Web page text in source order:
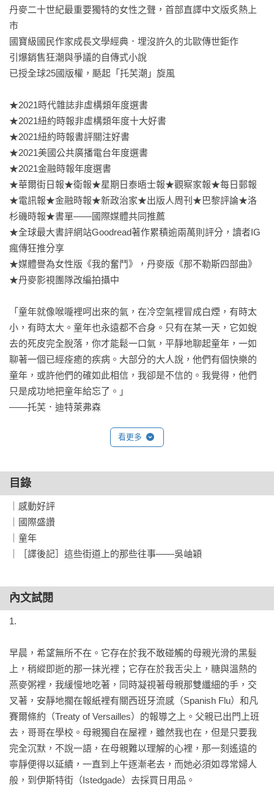
丹麥二十世紀最重要獨特的女性之聲，首部直譯中文版炙熱上
市
國寶級國民作家成長文學經典．埋沒許久的北歐傳世鉅作
引爆銷售狂潮與爭議的自傳式小說
已授全球25國版權，颳起「托芙潮」旋風
★2021時代雜誌非虛構類年度選書
★2021紐約時報非虛構類年度十大好書
★2021紐約時報書評關注好書
★2021美國公共廣播電台年度選書
★2021金融時報年度選書
★華爾街日報★衛報★星期日泰晤士報★觀察家報★每日郵報
★電訊報★金融時報★新政治家★出版人周刊★巴黎評論★洛
杉磯時報★書單——國際媒體共同推薦
★全球最大書評網站Goodread著作累積逾兩萬則評分，讀者IG
瘋傳狂推分享
★媒體譽為女性版《我的奮鬥》，丹麥版《那不勒斯四部曲》
★丹麥影視團隊改編拍攝中
「童年就像喉嚨裡呵出來的氣，在冷空氣裡冒成白煙，有時太
小，有時太大。童年也永遠都不合身。只有在某一天，它如蛻
去的死皮完全脫落，你才能鬆一口氣，平靜地聊起童年，一如
聊著一個已經痊癒的疾病。大部分的大人說，他們有個快樂的
童年，或許他們的確如此相信，我卻是不信的。我覺得，他們
只是成功地把童年給忘了。」
——托芙．迪特萊弗森
托芙．迪特萊弗森是丹麥的國寶級作家，《童年》《青春》
年、婚姻階段，可獨立亦可串連閱讀，譽為哥本哈根三部曲。
自始至終，她都在努力處理身為作家的職業與同時做為女兒、
妻子、母親和成癮者間的緊張關係。三部曲的主題圍繞在女性
的經歷和生活，對複雜的女性友誼、家庭和成長世界的描繪動
人而出色。
活的種種經歷，更重要的是，隨著角色的轉換，她如何拋開當
時加諸於女性身上的枷鎖，捍衛思考和創作的權利，以寫作養
《童年》是哥本哈根三部曲的首部曲，以抒情和生動的力道，
敘述一名鍾情寫作的女孩成長之路，筆法優美而詩意。 出身於
看更多
目錄
｜感動好評
｜國際盛讚
｜童年
｜［譯後記］這些街道上的那些往事——吳岫穎
內文試閱
1.
早晨，希望無所不在。它存在於我不敢碰觸的母親光滑的黑髮
上，稍縱即逝的那一抹光裡；它存在於我舌尖上，糖與溫熱的
燕麥粥裡，我緩慢地吃著，同時凝視著母親那雙纖細的手，交
叉著，安靜地擱在報紙裡有關西班牙流感（Spanish Flu）和凡
賽爾條約（Treaty of Versailles）的報導之上。父親已出門上班
去，哥哥在學校。母親獨自在屋裡，雖然我也在，但是只要我
完全沉默，不說一語，在母親難以理解的心裡，那一刻遙遠的
寧靜便得以延續，一直到上午逐漸老去，而她必須如尋常婦人
般，到伊斯特街（Istedgade）去採買日用品。